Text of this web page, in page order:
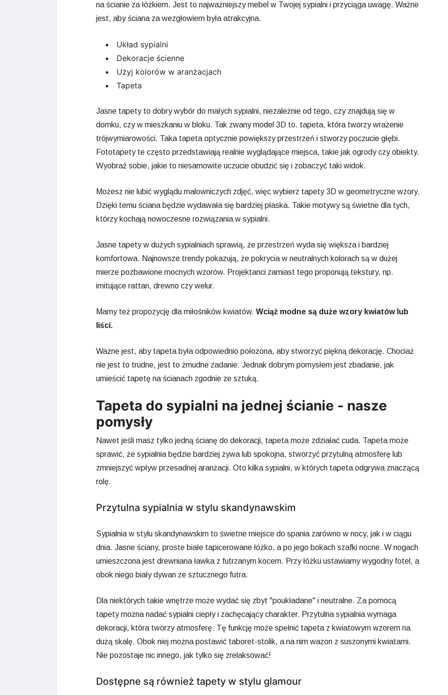
na ścianie za łóżkiem. Jest to najważniejszy mebel w Twojej sypialni i przyciąga uwagę. Ważne
jest, aby ściana za wezgłowiem była atrakcyjna.
Układ sypialni
Dekoracje ścienne
Użyj kolorów w aranżacjach
Tapeta
Jasne tapety to dobry wybór do małych sypialni, niezależnie od tego, czy znajdują się w
domku, czy w mieszkaniu w bloku. Tak zwany model 3D to. tapeta, która tworzy wrażenie
trójwymiarowości. Taka tapeta optycznie powiększy przestrzeń i stworzy poczucie głębi.
Fototapety te często przedstawiają realnie wyglądające miejsca, takie jak ogrody czy obiekty.
Wyobraź sobie, jakie to niesamowite uczucie obudzić się i zobaczyć taki widok.
Możesz nie lubić wyglądu malowniczych zdjęć, więc wybierz tapety 3D w geometryczne wzory.
Dzięki temu ściana będzie wydawała się bardziej płaska. Takie motywy są świetne dla tych,
którzy kochają nowoczesne rozwiązania w sypialni.
Jasne tapety w dużych sypialniach sprawią, że przestrzeń wyda się większa i bardziej
komfortowa. Najnowsze trendy pokazują, że pokrycia w neutralnych kolorach są w dużej
mierze pozbawione mocnych wzorów. Projektanci zamiast tego proponują tekstury, np.
imitujące rattan, drewno czy welur.
Mamy też propozycję dla miłośników kwiatów. Wciąż modne są duże wzory kwiatów lub
liści.
Ważne jest, aby tapeta była odpowiednio położona, aby stworzyć piękną dekorację. Chociaż
nie jest to trudne, jest to żmudne zadanie. Jednak dobrym pomysłem jest zbadanie, jak
umieścić tapetę na ścianach zgodnie ze sztuką.
Tapeta do sypialni na jednej ścianie - nasze
pomysły
Nawet jeśli masz tylko jedną ścianę do dekoracji, tapeta może zdziałać cuda. Tapeta może
sprawić, że sypialnia będzie bardziej żywa lub spokojna, stworzyć przytulną atmosferę lub
zmniejszyć wpływ przesadnej aranżacji. Oto kilka sypialni, w których tapeta odgrywa znaczącą
rolę.
Przytulna sypialnia w stylu skandynawskim
Sypialnia w stylu skandynawskim to świetne miejsce do spania zarówno w nocy, jak i w ciągu
dnia. Jasne ściany, proste białe tapicerowane łóżko, a po jego bokach szafki nocne. W nogach
umieszczona jest drewniana ławka z futrzanym kocem. Przy łóżku ustawiamy wygodny fotel, a
obok niego biały dywan ze sztucznego futra.
Dla niektórych takie wnętrze może wydać się zbyt "poukładane" i neutralne. Za pomocą
tapety można nadać sypialni ciepły i zachęcający charakter. Przytulna sypialnia wymaga
dekoracji, która tworzy atmosferę. Tę funkcję może spełnić tapeta z kwiatowym wzorem na
dużą skalę. Obok niej można postawić taboret-stolik, a na nim wazon z suszonymi kwiatami.
Nie pozostaje nic innego, jak tylko się zrelaksować!
Dostępne są również tapety w stylu glamour